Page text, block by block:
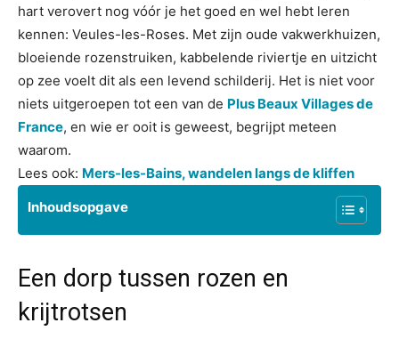
hart verovert nog vóór je het goed en wel hebt leren
kennen: Veules-les-Roses. Met zijn oude vakwerkhuizen,
bloeiende rozenstruiken, kabbelende riviertje en uitzicht
op zee voelt dit als een levend schilderij. Het is niet voor
niets uitgeroepen tot een van de Plus Beaux Villages de
France, en wie er ooit is geweest, begrijpt meteen
waarom.
Lees ook: Mers-les-Bains, wandelen langs de kliffen
Inhoudsopgave
Een dorp tussen rozen en
krijtrotsen